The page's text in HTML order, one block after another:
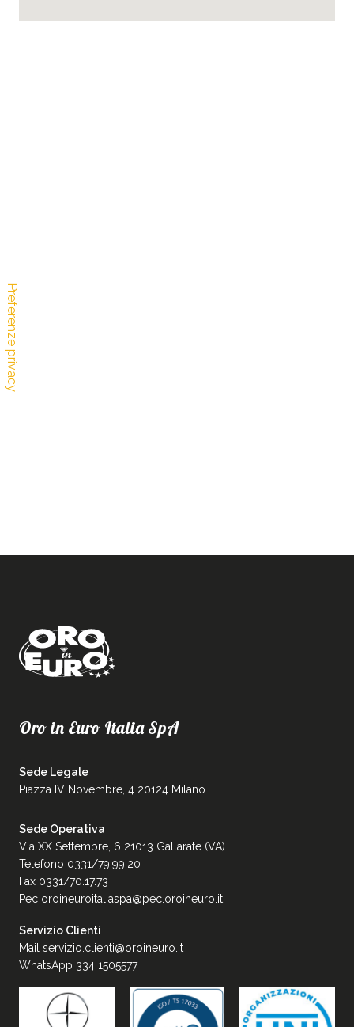
Oro in Euro Italia SpA
Sede Legale
Piazza IV Novembre, 4 20124 Milano
Sede Operativa
Via XX Settembre, 6 21013 Gallarate (VA)
Telefono 0331/79.99.20
Fax 0331/70.17.73
Pec oroineuroitaliaspa@pec.oroineuro.it
Servizio Clienti
Mail servizio.clienti@oroineuro.it
WhatsApp 334 1505577